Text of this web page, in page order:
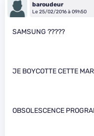
baroudeur
Le 25/02/2016 à 09h50
SAMSUNG ?????
JE BOYCOTTE CETTE
OBSOLESCENCE